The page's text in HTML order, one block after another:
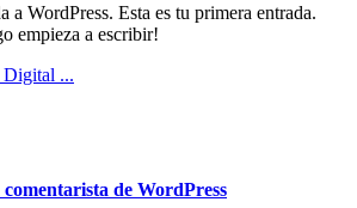
a WordPress. Esta es tu primera entrada.
empieza a escribir!
Digital ...
de WordPress